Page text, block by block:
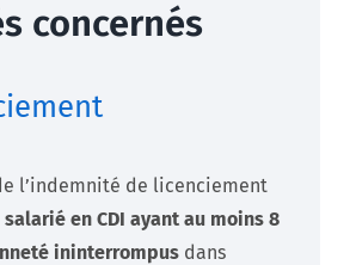
concernés
l’indemnité de licenciement
salarié en CDI ayant au moins 8
ininterrompus dans